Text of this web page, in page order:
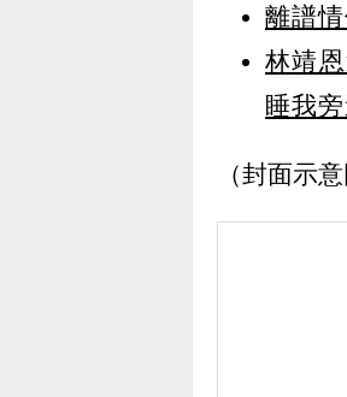
離譜
林靖
睡我旁
（封面示